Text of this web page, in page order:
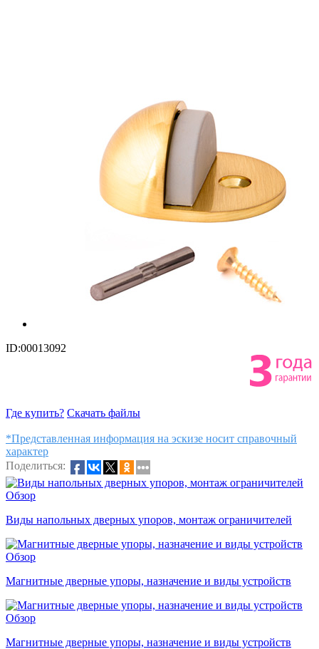
ID:00013092
Где купить? Скачать файлы
*Представленная информация на эскизе носит справочный
характер
Поделиться:
Обзор
Виды напольных дверных упоров, монтаж ограничителей
Обзор
Магнитные дверные упоры, назначение и виды устройств
Обзор
Магнитные дверные упоры, назначение и виды устройств